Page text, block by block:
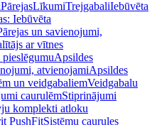
PārejasLīkumiTrejgabaliIebūvēta
Iebūvēta
un savienojumi,
ar vītnes
pieslēgumuApsildes
atvienojamiApsildes
un veidgabaliemVeidgabalu
caurulēmStiprinājumi
komplekti atloku
PushFitSistēmu caurules